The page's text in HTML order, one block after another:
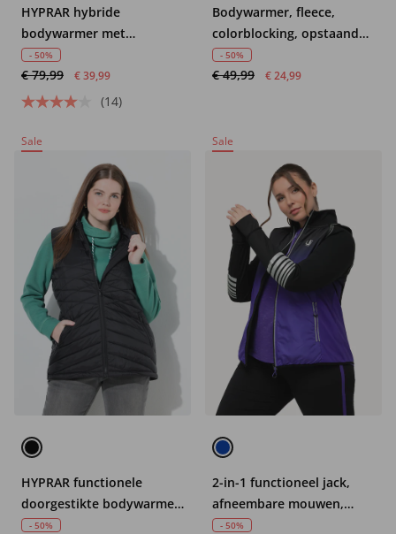
HYPRAR hybride
bodywarmer met
capuchon, waterafstotend
- 50%
€ 79,99 € 39,99
(14)
Bodywarmer, fleece,
colorblocking, opstaande
kraag, zijritssluiting,
ECOTEX
- 50%
€ 49,99 € 24,99
Sale
HYPRAR functionele
doorgestikte bodywarmer,
waterafstotend,
- 50%
Sale
2-in-1 functioneel jack,
afneembare mouwen,
bodywarmer, reflector
- 50%